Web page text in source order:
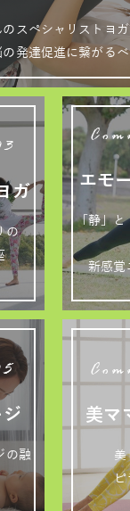
のスペシャリストヨ
の発達促進に繋がる
ガ
の
エモ
「静」と
新感覚
の融
美マ
美
ピ